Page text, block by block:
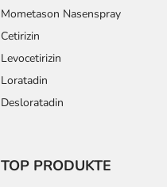
Mometason Nasenspray
Cetirizin
Levocetirizin
Loratadin
Desloratadin
TOP PRODUKTE